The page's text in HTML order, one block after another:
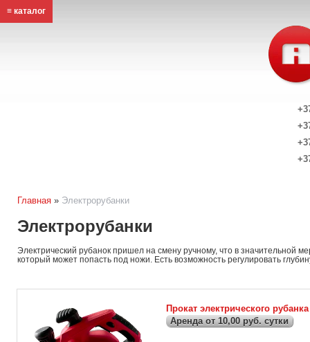
≡ каталог
Главная » Электрорубанки
Электрорубанки
Электрический рубанок пришел на смену ручному, что в значительной
который может попасть под ножи. Есть возможность регулировать
Прокат электрического
Аренда от 10,00 руб. сутки